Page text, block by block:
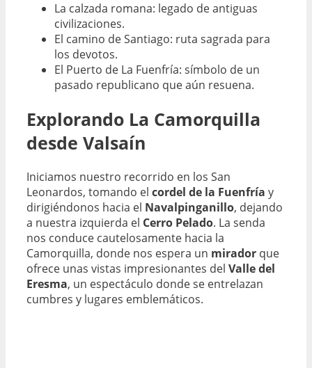
La calzada romana: legado de antiguas
civilizaciones.
El camino de Santiago: ruta sagrada para
los devotos.
El Puerto de La Fuenfría: símbolo de un
pasado republicano que aún resuena.
Explorando La Camorquilla
desde Valsaín
Iniciamos nuestro recorrido en los San
Leonardos, tomando el cordel de la Fuenfría y
dirigiéndonos hacia el Navalpinganillo, dejando
a nuestra izquierda el Cerro Pelado. La senda
nos conduce cautelosamente hacia la
Camorquilla, donde nos espera un mirador que
ofrece unas vistas impresionantes del Valle del
Eresma, un espectáculo donde se entrelazan
cumbres y lugares emblemáticos.